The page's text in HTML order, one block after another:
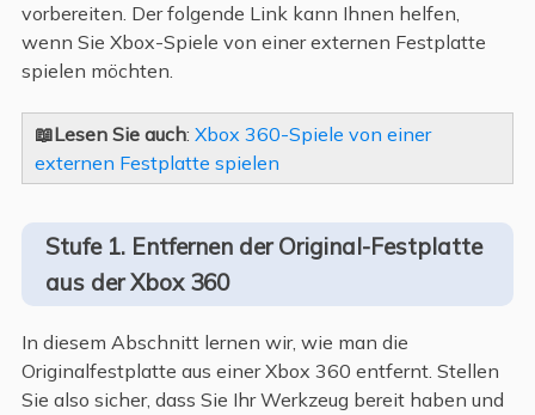
vorbereiten. Der folgende Link kann Ihnen helfen,
wenn Sie Xbox-Spiele von einer externen Festplatte
spielen möchten.
📖Lesen Sie auch: Xbox 360-Spiele von einer
externen Festplatte spielen
Stufe 1. Entfernen der Original-Festplatte
aus der Xbox 360
In diesem Abschnitt lernen wir, wie man die
Originalfestplatte aus einer Xbox 360 entfernt. Stellen
Sie also sicher, dass Sie Ihr Werkzeug bereit haben und